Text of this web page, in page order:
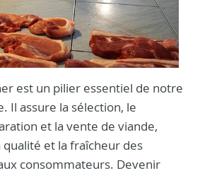
est un pilier essentiel de notre
Il assure la sélection, le
et la vente de viande,
qualité et la fraîcheur des
consommateurs. Devenir